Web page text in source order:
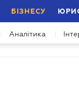
БІЗНЕСУ
Аналітика